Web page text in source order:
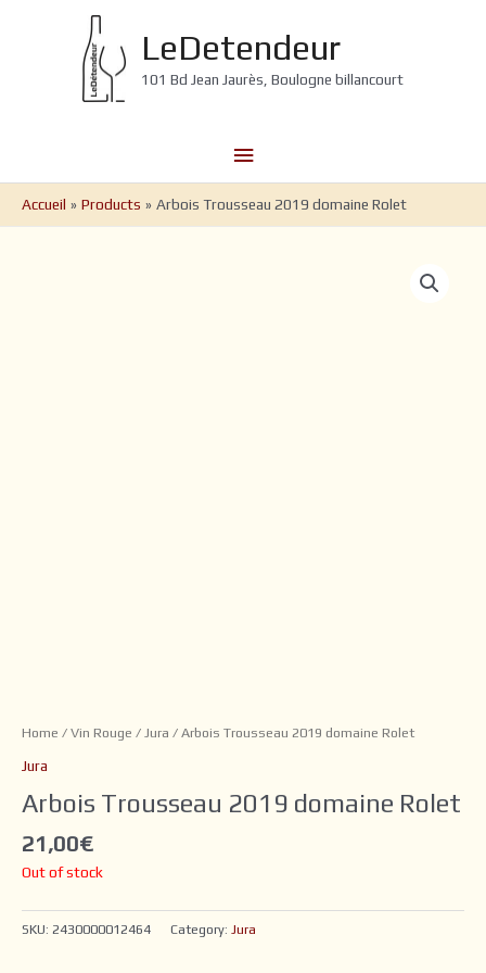
LeDetendeur
101 Bd Jean Jaurès, Boulogne billancourt
Menu
principal
Accueil Products Arbois Trousseau 2019 domaine Rolet
Home / Vin Rouge / Jura / Arbois Trousseau 2019 domaine Rolet
Jura
Arbois Trousseau 2019 domaine Rolet
21,00€
Out of stock
SKU: 2430000012464 Category: Jura